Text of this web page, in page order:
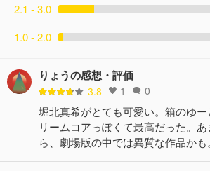
2.1 - 3.0
1.0 - 2.0
りょうの感想・評価
3.8 1 0
堀北真希がとても可愛い。箱のゆ
リームコアっぽくて最高だった。
ら、劇場版の中では異質な作品かも